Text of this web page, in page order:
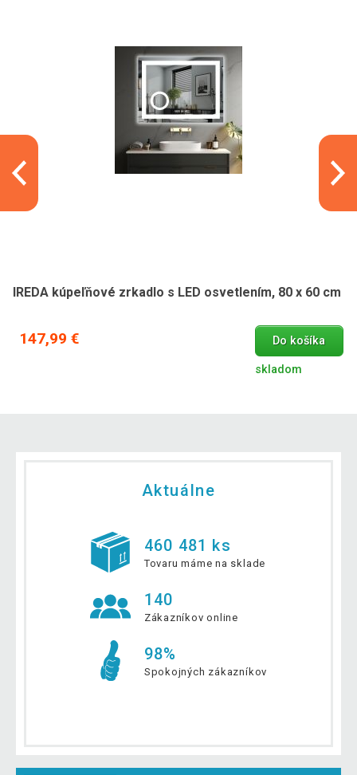
IREDA kúpeľňové zrkadlo s LED osvetlením, 80 x 60 cm
147,99 € Do košíka
skladom
Aktuálne
460 481 ks
Tovaru máme na sklade
140
Zákazníkov online
98%
Spokojných zákazníkov